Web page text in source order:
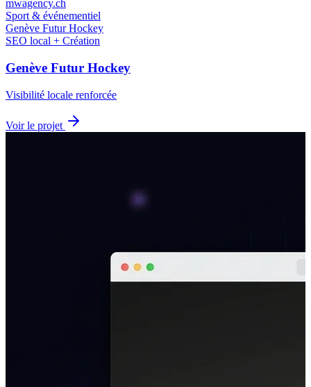
mwagency.ch
Sport & événementiel
Genève Futur Hockey
SEO local + Création
Genève Futur Hockey
Visibilité locale renforcée
Voir le projet